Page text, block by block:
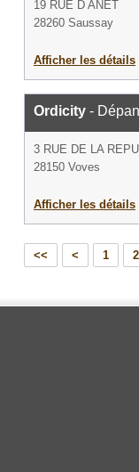
19 RUE D ANET
28260 Saussay
Afficher les détails
Ordicity -
3 RUE DE LA
28150 Voves
Afficher les détails
<< < 1 2